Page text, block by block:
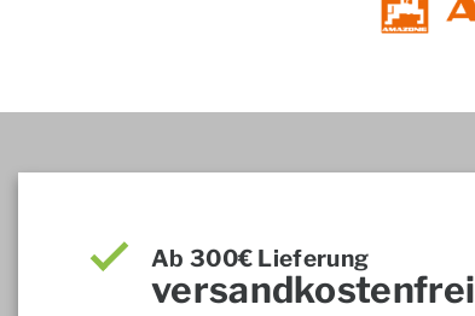
Ab 300€ Lieferung
versandkostenfrei